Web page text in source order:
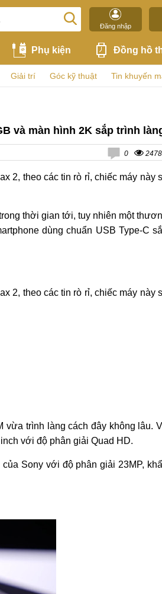
Đăng nhập
Phụ kiện Đồng hồ
Giải trí Góc kỹ thuật Tin khuyến
và màn hình 2K sắp trình
0 2478
2, theo các tin rò rỉ, chiếc máy này
thời gian tới, tuy nhiên một
dùng chuẩn USB Type-C
2, theo các tin rò rỉ, chiếc máy này
vừa trình làng cách đây không lâu.
với độ phân giải Quad HD.
Sony với độ phân giải 23MP,